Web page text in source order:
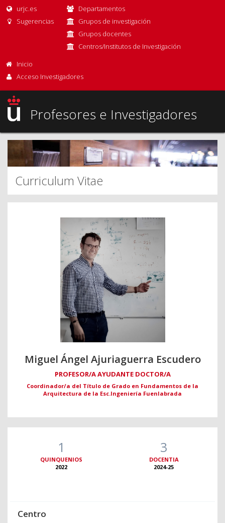
urjc.es
Sugerencias
Departamentos
Grupos de investigación
Grupos docentes
Centros/Institutos de Investigación
Inicio
Acceso Investigadores
Profesores e Investigadores
Curriculum Vitae
Miguel Ángel Ajuriaguerra Escudero
PROFESOR/A AYUDANTE DOCTOR/A
Coordinador/a del Título de Grado en Fundamentos de la
Arquitectura de la Esc.Ingeniería Fuenlabrada
1
QUINQUENIOS
2022
3
DOCENTIA
2024-25
Centro